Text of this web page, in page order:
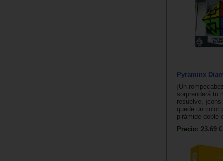
Pyraminx
¡Un
sorprenderá tu
resuelve,
quede un color
pirámide doble
Precio: 23.69 €